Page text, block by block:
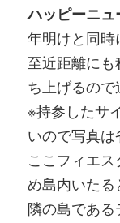
ハッピーニュ
年明けと同時
至近距離にも
ち上げるので
※持参したサ
いので写真は
ここフィエ
め島内いたる
隣の島であ